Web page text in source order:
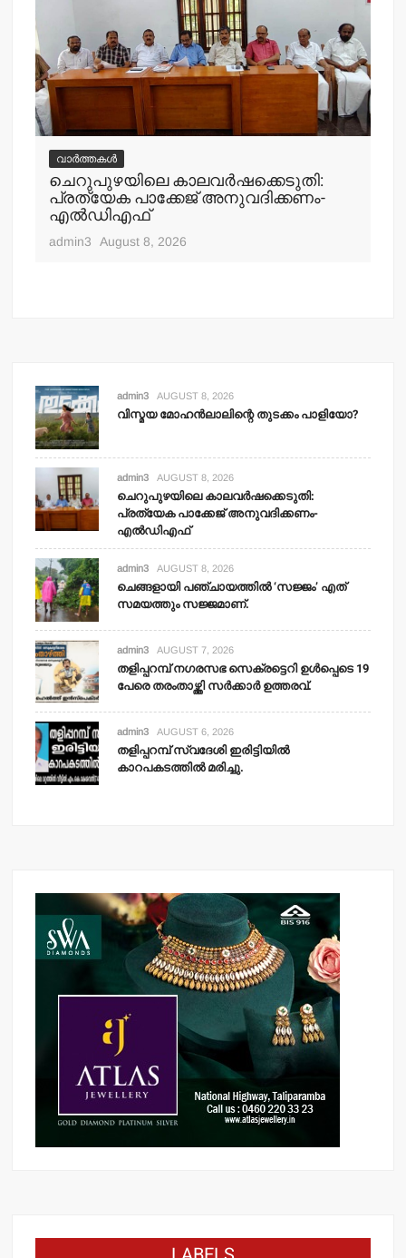
വാർത്തകൾ
ചെറുപുഴയിലെ കാലവര്‍ഷക്കെടുതി:
പ്രത്യേക പാക്കേജ് അനുവദിക്കണം-
എല്‍ഡിഎഫ്
admin3 August 8, 2026
admin3 AUGUST 8, 2026
വിസ്മയ മോഹന്‍ലാലിന്റെ തുടക്കം പാളിയോ?
admin3 AUGUST 8, 2026
ചെറുപുഴയിലെ കാലവര്‍ഷക്കെടുതി:
പ്രത്യേക പാക്കേജ് അനുവദിക്കണം-
എല്‍ഡിഎഫ്
admin3 AUGUST 8, 2026
ചെങ്ങളായി പഞ്ചായത്തില്‍ ‘സജ്ജം’ എത്
സമയത്തും സജ്ജമാണ്.
admin3 AUGUST 7, 2026
തളിപ്പറമ്പ് നഗരസഭ സെക്രട്ടെറി ഉള്‍പ്പെടെ 19
പേരെ തരംതാഴ്ത്തി സര്‍ക്കാര്‍ ഉത്തരവ്.
admin3 AUGUST 6, 2026
തളിപ്പറമ്പ് സ്വദേശി ഇരിട്ടിയില്‍
കാറപകടത്തില്‍ മരിച്ചു.